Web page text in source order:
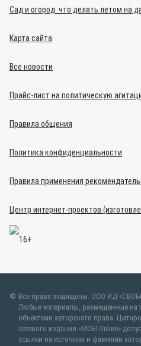
Сад и огород: что делать летом на
Карта сайта
Все новости
Прайс-лист на политическую
Правила общения
Политика конфиденциальности
Правила применения
Центр интернет-проектов
Все права защищены. ООО ИД
Любые материалы, размещенные на
объектами авторского права.
сетевого издания «МОЁ! Online»
ссылки на источник и фамилии